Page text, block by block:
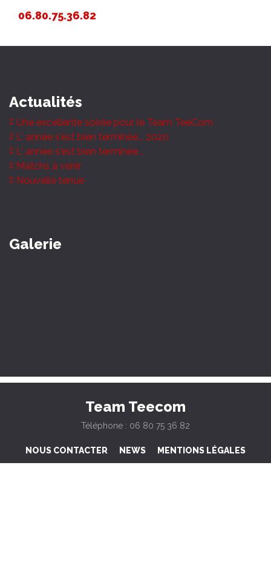
06.80.75.36.82
Actualités
Une excellente soirée pour le Team TeeCom
L' année s'est bien terminée... 2020
L' année s'est bien terminée...
Matchs à venir
Nouvelle tenue
Galerie
Team Teecom
Téléphone : 06 80 75 36 82
NOUS CONTACTER NEWS MENTIONS LÉGALES